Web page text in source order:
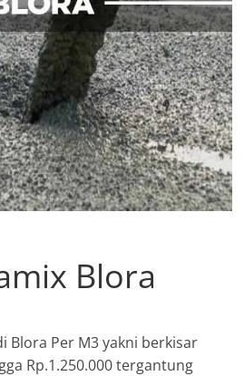
Blora
Blora Per M3 yakni berkisar
Rp.1.250.000 tergantung